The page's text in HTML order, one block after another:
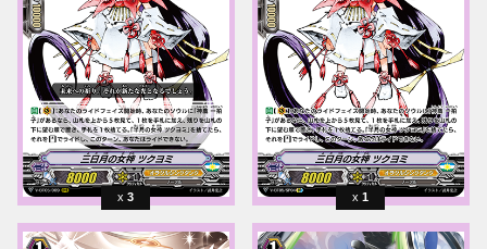
3 1